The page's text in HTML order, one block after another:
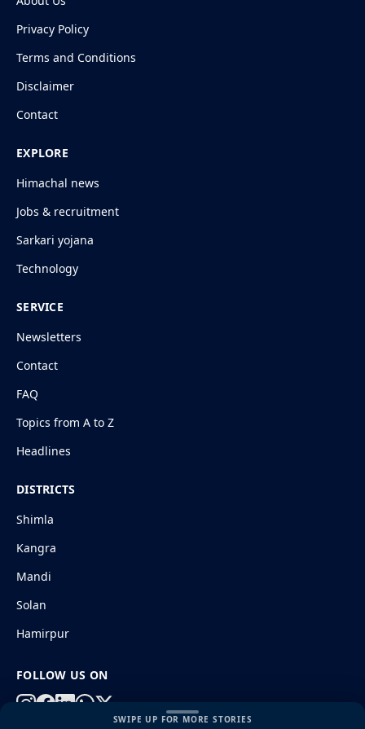
SWIPE UP FOR MORE STORIES
Privacy Policy
Terms and Conditions
Disclaimer
Contact
EXPLORE
Himachal news
Jobs & recruitment
Sarkari yojana
Technology
SERVICE
Newsletters
Contact
FAQ
Topics from A to Z
Headlines
DISTRICTS
Shimla
Kangra
Mandi
Solan
Hamirpur
FOLLOW US ON